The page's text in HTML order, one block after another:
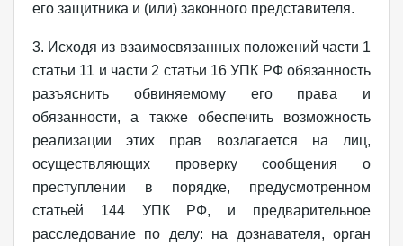
его защитника и (или) законного представителя.
3. Исходя из взаимосвязанных положений части 1
статьи 11 и части 2 статьи 16 УПК РФ обязанность
разъяснить обвиняемому его права и
обязанности, а также обеспечить возможность
реализации этих прав возлагается на лиц,
осуществляющих проверку сообщения о
преступлении в порядке, предусмотренном
статьей 144 УПК РФ, и предварительное
расследование по делу: на дознавателя, орган